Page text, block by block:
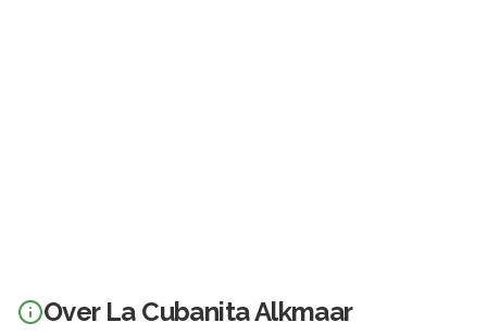
Over La Cubanita Alkmaar